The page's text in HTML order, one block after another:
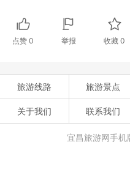
点赞 0 举报 收藏0
旅游线路 旅游景点
关于我们 联系我们
宜昌旅游网手